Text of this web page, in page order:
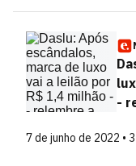
-
7 de junho de 2022 •